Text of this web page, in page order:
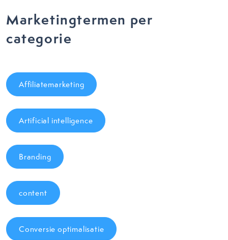
Marketingtermen per
categorie
Affiliatemarketing
Artificial intelligence
Branding
content
Conversie optimalisatie